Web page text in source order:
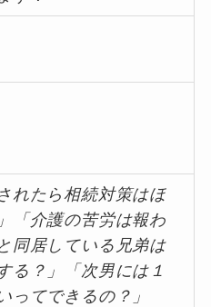
れたら相続対策はほ
「介護の苦労は報わ
同居している兄弟は
る？」「次男には１
ってできるの？」